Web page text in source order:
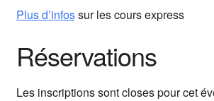
Plus d’infossur les cours express
Réservations
Les inscriptions sont closes pour cet